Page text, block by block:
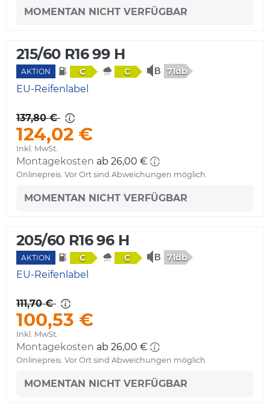
MOMENTAN NICHT VERFÜGBAR
215/60 R16 99 H
AKTION C C 71db
EU-Reifenlabel
137,80 €
124,02 €
Inkl. MwSt.
Montagekosten ab 26,00 €
Onlinepreis. Vor Ort sind Abweichungen möglich.
MOMENTAN NICHT VERFÜGBAR
205/60 R16 96 H
AKTION C C 71db
EU-Reifenlabel
111,70 €
100,53 €
Inkl. MwSt.
Montagekosten ab 26,00 €
Onlinepreis. Vor Ort sind Abweichungen möglich.
MOMENTAN NICHT VERFÜGBAR